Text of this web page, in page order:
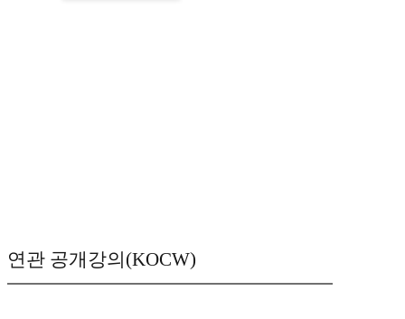
연관 공개강의(KOCW)